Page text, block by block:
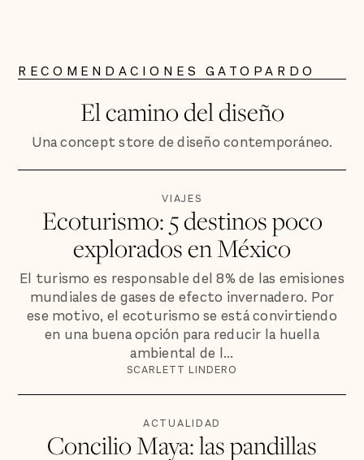
RECOMENDACIONES GATOPARDO
El camino del diseño
Una concept store de diseño contemporáneo.
VIAJES
Ecoturismo: 5 destinos poco
explorados en México
El turismo es responsable del 8% de las emisiones
mundiales de gases de efecto invernadero. Por
ese motivo, el ecoturismo se está convirtiendo
en una buena opción para reducir la huella
ambiental de l...
SCARLETT LINDERO
ACTUALIDAD
Concilio Maya: las pandillas